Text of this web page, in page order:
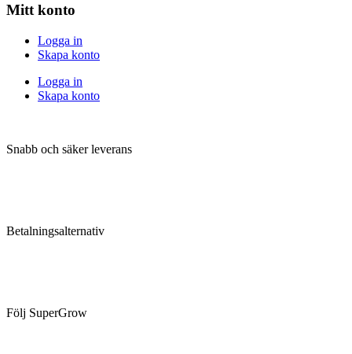
Mitt konto
Logga in
Skapa konto
Logga in
Skapa konto
Snabb och säker leverans
Betalningsalternativ
Följ SuperGrow